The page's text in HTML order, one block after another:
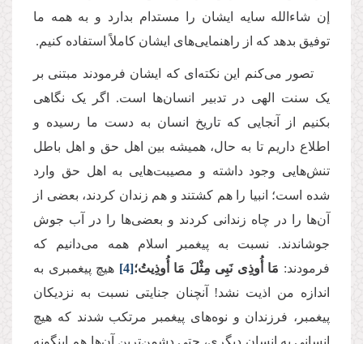
إن شاءالله سایه ایشان را مستدام بدارد و به همه ما
توفیق بدهد که از راهنمایی‌های ایشان کاملاً استفاده کنیم.
تصور می‌کنم این نکته‌ای که ایشان فرمودند مبتنی بر
یک سنت الهی در تدبیر انسان‌ها است. اگر یک نگاهی
بکنیم از آنجایی که تاریخ انسان به دست ما رسیده و
اطلاع داریم تا به حال، همیشه بین اهل حق و اهل باطل
تنش‌هایی وجود داشته و مصیبت‌هایی به اهل حق وارد
شده است؛ انبیا را هم کشتند و هم زندان کردند، بعضی از
آن‌ها را در چاه زندانی کردند و بعضی‌ها را در آب جوش
جوشاندند. نسبت به پیغمبر اسلام همه می‌دانیم که
فرمودند: مَا أُوذِی نَبِی مِثْلَ مَا أُوذِیتُ؛[4] هیچ پیغمبری به
اندازه من اذیت نشد! آنچنان جنایتی نسبت به نزدیکان
پیغمبر، فرزندان و نوه‌های پیغمبر مرتکب شدند که هیچ
انسانی به انسان دیگری، حتی دشمن‌ترین آن‌ها هم اینگونه